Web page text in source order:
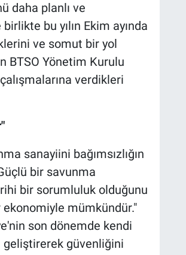
daha planlı ve
bu yılın Ekim ayında
ve somut bir yol
BTSO Yönetim Kurulu
verdikleri
sanayiini bağımsızlığın
bir savunma
bir sorumluluk olduğunu
ekonomiyle mümkündür."
son dönemde kendi
geliştirerek güvenliğini